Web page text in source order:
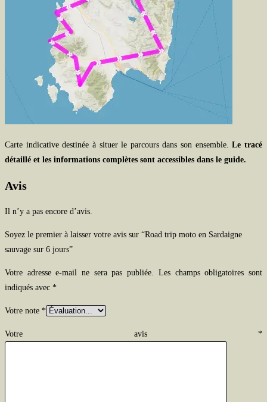
Carte indicative destinée à situer le parcours dans son ensemble.Le tracé
détaillé et les informations complètes sont accessibles dans le guide.
Avis
Il n’y a pas encore d’avis.
Soyez le premier à laisser votre avis sur “Road trip moto en Sardaigne
sauvage sur 6 jours”
Votre adresse e-mail ne sera pas publiée.
Les champs obligatoires sont
indiqués avec *
Votre note *
Votre avis *